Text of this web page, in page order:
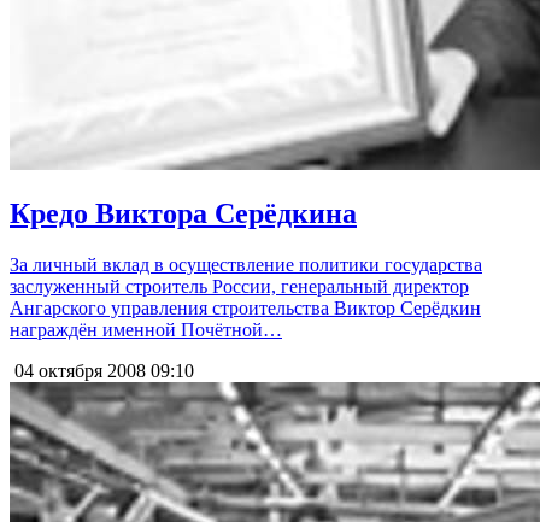
Кредо Виктора Серёдкина
За личный вклад в осуществление политики государства
заслуженный строитель России, генеральный директор
Ангарского управления строительства Виктор Серёдкин
награждён именной Почётной…
04 октября 2008 09:10